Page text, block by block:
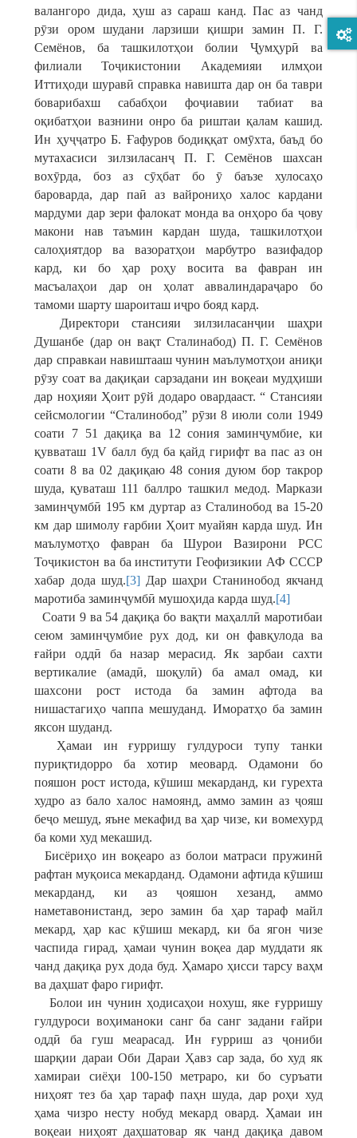
валангоро дида, ҳуш аз сараш канд. Пас аз чанд
рӯзи ором шудани ларзиши қишри замин П. Г.
Семёнов, ба ташкилотҳои болии Ҷумҳурӣ ва
филиали Тоҷикистонии Академияи илмҳои
Иттиҳоди шуравӣ справка навишта дар он ба таври
боварибахш сабабҳои фоҷиавии табиат ва
оқибатҳои вазнини онро ба риштаи қалам кашид.
Ин ҳуҷҷатро Б. Ғафуров бодиққат омӯхта, баъд бо
мутахасиси зилзиласанҷ П. Г. Семёнов шахсан
вохӯрда, боз аз сӯҳбат бо ӯ баъзе хулосаҳо
бароварда, дар паӣ аз вайрониҳо халос кардани
мардуми дар зери фалокат монда ва онҳоро ба ҷову
макони нав таъмин кардан шуда, ташкилотҳои
салоҳиятдор ва вазоратҳои марбутро вазифадор
кард, ки бо ҳар роҳу восита ва фавран ин
масъалаҳои дар он ҳолат аввалиндараҷаро бо
тамоми шарту шароиташ иҷро бояд кард.
Директори стансияи зилзиласанҷии шаҳри
Душанбе (дар он вақт Сталинабод) П. Г. Семёнов
дар справкаи навиштааш чунин маълумотҳои аниқи
рӯзу соат ва дақиқаи сарзадани ин воқеаи мудҳиши
дар ноҳияи Ҳоит рӯй додаро овардааст. “ Стансияи
сейсмологии “Сталинобод” рӯзи 8 июли соли 1949
соати 7 51 дақиқа ва 12 сония заминҷумбие, ки
қувваташ 1V балл буд ба қайд гирифт ва пас аз он
соати 8 ва 02 дақиқаю 48 сония дуюм бор такрор
шуда, қуваташ 111 баллро ташкил медод. Маркази
заминҷумбӣ 195 км дуртар аз Сталинобод ва 15-20
км дар шимолу ғарбии Ҳоит муайян карда шуд. Ин
маълумотҳо фавран ба Шурои Вазирони РСС
Тоҷикистон ва ба институти Геофизикии АФ СССР
хабар дода шуд.[3]Дар шаҳри Станинобод якчанд
маротиба заминҷумбӣ мушоҳида карда шуд.[4]
Соати 9 ва 54 дақиқа бо вақти маҳаллӣ маротибаи
сеюм заминҷумбие рух дод, ки он фавқулода ва
ғайри оддӣ ба назар мерасид. Як зарбаи сахти
вертикалие (амадӣ, шоқулӣ) ба амал омад, ки
шахсони рост истода ба замин афтода ва
нишастагиҳо чаппа мешуданд. Иморатҳо ба замин
яксон шуданд.
Ҳамаи ин ғурришу гулдуроси тупу танки
пуриқтидорро ба хотир меовард. Одамони бо
пояшон рост истода, кӯшиш мекарданд, ки гурехта
худро аз бало халос намоянд, аммо замин аз ҷояш
беҷо мешуд, яъне мекафид ва ҳар чизе, ки вомехурд
ба коми худ мекашид.
Бисёриҳо ин воқеаро аз болои матраси пружинӣ
рафтан муқоиса мекарданд. Одамони афтида кӯшиш
мекарданд, ки аз ҷояшон хезанд, аммо
наметавонистанд, зеро замин ба ҳар тараф майл
мекард, ҳар кас кӯшиш мекард, ки ба ягон чизе
часпида гирад, ҳамаи чунин воқеа дар муддати як
чанд дақиқа рух дода буд. Ҳамаро ҳисси тарсу ваҳм
ва даҳшат фаро гирифт.
Болои ин чунин ҳодисаҳои нохуш, яке ғурришу
гулдуроси воҳиманоки санг ба санг задани ғайри
оддӣ ба гуш меарасад. Ин ғурриш аз ҷониби
шарқии дараи Оби Дараи Ҳавз сар зада, бо худ як
хамираи сиёҳи 100-150 метраро, ки бо суръати
ниҳоят тез ба ҳар тараф паҳн шуда, дар роҳи худ
ҳама чизро несту нобуд мекард овард. Ҳамаи ин
воқеаи ниҳоят даҳшатовар як чанд дақиқа давом